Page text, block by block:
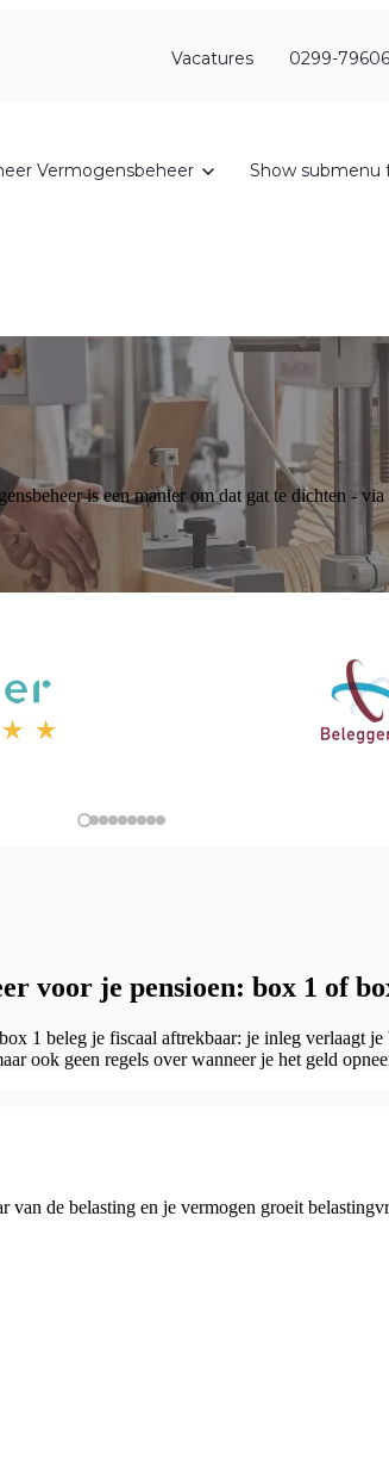
Vacatures 0299-
Vermogensbeheer Show submenu
is een manier om dat gat te dichten -
voor je pensioen: box 1 of
1 beleg je fiscaal aftrekbaar: je inleg verlaagt
ook geen regels over wanneer je het geld
de belasting en je vermogen groeit